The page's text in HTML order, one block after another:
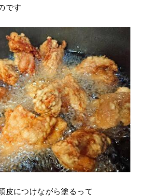
です
皮につけながら塗るって